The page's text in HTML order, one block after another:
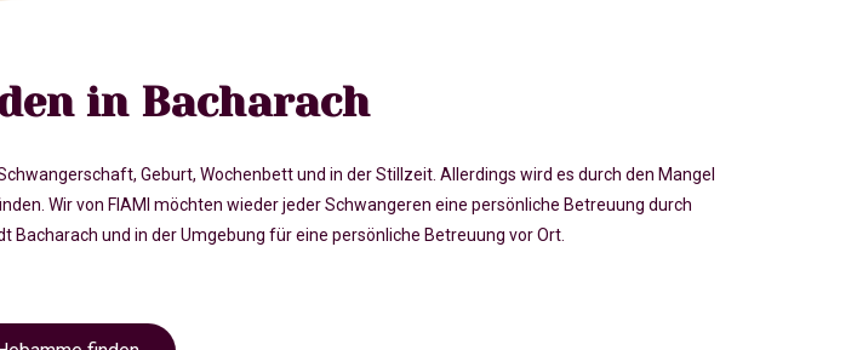
in Bacharach
Geburt, Wochenbett und in der Stillzeit. Allerdings wird es durch den Mangel
Wir von FIAMI möchten wieder jeder Schwangeren eine persönliche Betreuung durch
und in der Umgebung für eine persönliche Betreuung vor Ort.